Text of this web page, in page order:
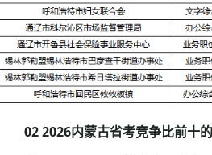
2026内蒙古省考竞争比前十